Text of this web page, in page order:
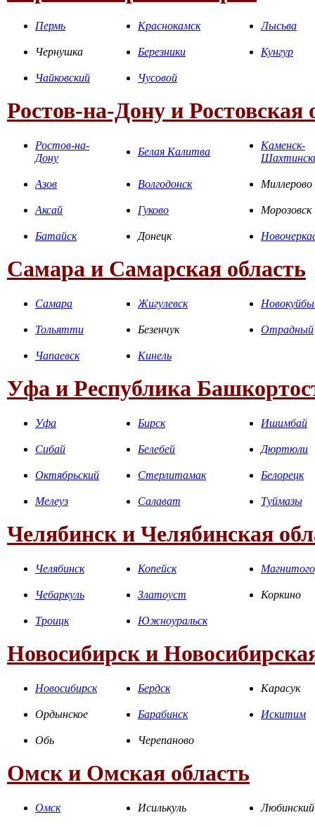
Пермь Краснокамск Лысьва
Чернушка Березники Кунгур
Чайковский Чусовой
Ростов-на-Дону и Ростовская
Ростов-на-
Дону
Белая Калитва
Каменск-
Азов Волгодонск Миллерово
Аксай Гуково Морозовск
Батайск Донецк
Самара и Самарская область
Самара Жигулевск
Тольятти Безенчук Отрадный
Чапаевск Кинель
Уфа и Республика
Уфа Бирск Ишимбай
Сибай Белебей Дюртюли
Октябрьский Стерлитамак Белорецк
Мелеуз Салават Туймазы
Челябинск и Челябинская
Челябинск Копейск
Чебаркуль Златоуст Коркино
Троицк Южноуральск
Новосибирск и
Новосибирск Бердск Карасук
Ордынское Барабинск Искитим
Обь Черепаново
Омск и Омская область
Омск Исилькуль Любинский